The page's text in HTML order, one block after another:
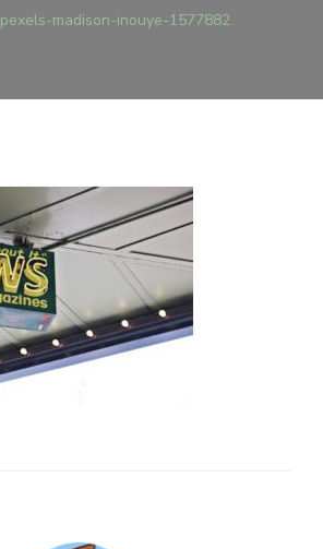
pexels-madison-inouye-1577882